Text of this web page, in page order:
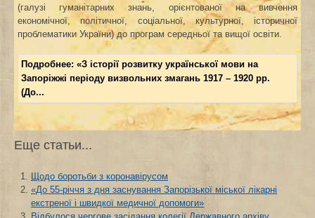
(галузі гуманітарних знань, орієнтованої на вивчення
економічної, політичної, соціальної, культурної, історичної
проблематики України)до програм середньої та вищої освіти.
Подробнее: «З історії розвитку української мови на
Запоріжжі періоду визвольних змагань 1917 – 1920 рр.
(До...
Еще статьи...
Щодо боротьби з коронавірусом
«До 55-річчя з дня заснування Запорізької міської лікарні
екстреної і швидкої медичної допомоги»